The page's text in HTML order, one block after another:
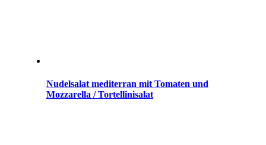
Nudelsalat mediterran mit Tomaten und
Mozzarella / Tortellinisalat